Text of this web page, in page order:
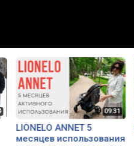
LIONELO ANNET 5
месяцев использования